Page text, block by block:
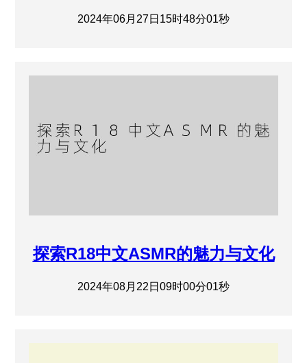
2024年06月27日15时48分01秒
探索R18中文ASMR的魅力与文化
2024年08月22日09时00分01秒